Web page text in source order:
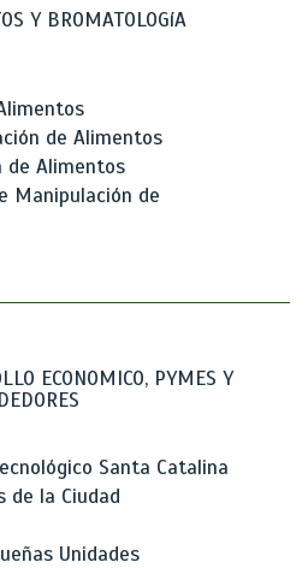
Y BROMATOLOGíA
de Alimentos
de Alimentos
Manipulación de
ECONOMICO, PYMES Y
Santa Catalina
de la Ciudad
Unidades